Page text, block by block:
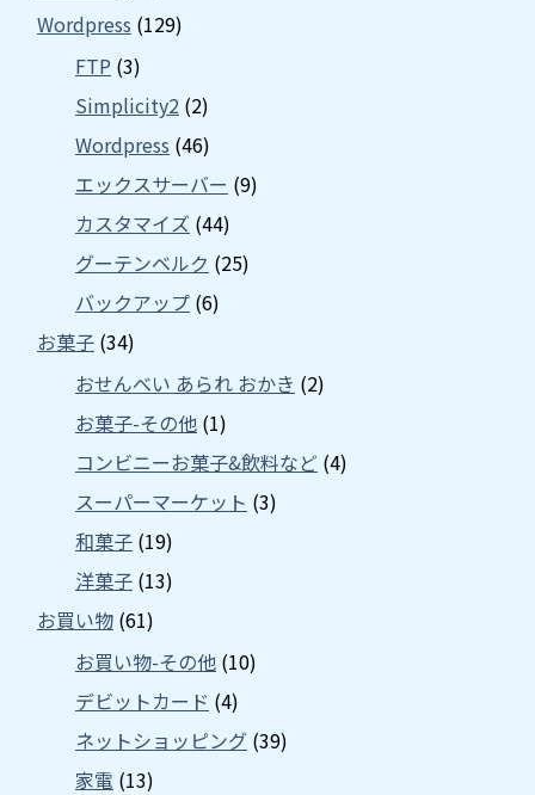
Wordpress (129)
FTP (3)
Simplicity2 (2)
Wordpress (46)
エックスサーバー (9)
カスタマイズ (44)
グーテンベルク (25)
バックアップ (6)
お菓子 (34)
おせんべい あられ おかき (2)
お菓子-その他 (1)
コンビニーお菓子&飲料など (4)
スーパーマーケット (3)
和菓子 (19)
洋菓子 (13)
お買い物 (61)
お買い物-その他 (10)
デビットカード (4)
ネットショッピング (39)
家電 (13)